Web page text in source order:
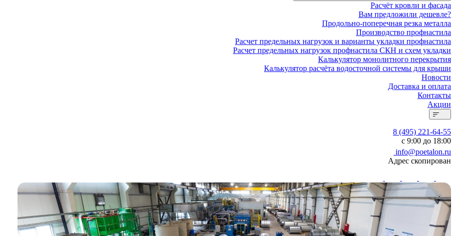
Расчёт кровли и фасада
Вам предложили дешевле?
Продольно-поперечная резка металла
Производство профнастила
Расчет предельных нагрузок и варианты укладки профнастила
Расчет предельных нагрузок профнастила СКН и схем укладки
Калькулятор монолитного перекрытия
Калькулятор расчёта водосточной системы для крыши
Новости
Доставка и оплата
Контакты
Акции
8 (495) 221-64-55
с 9:00 до 18:00
info@poetalon.ru
Адрес скопирован